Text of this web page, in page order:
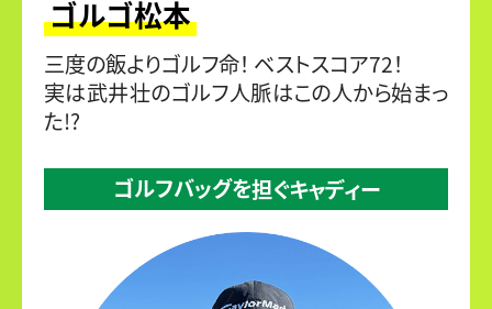
ゴルゴ松本
三度の飯よりゴルフ命！ ベストスコア72！
実は武井壮のゴルフ人脈はこの人から始まっ
た!?
ゴルフバッグを担ぐキャディー